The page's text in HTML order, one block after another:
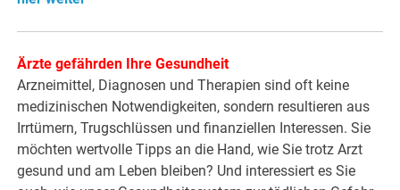
Ärzte gefährden Ihre Gesundheit
Arzneimittel, Diagnosen und Therapien sind oft keine
medizinischen Notwendigkeiten, sondern resultieren aus
Irrtümern, Trugschlüssen und finanziellen Interessen. Sie
möchten wertvolle Tipps an die Hand, wie Sie trotz Arzt
gesund und am Leben bleiben? Und interessiert es Sie